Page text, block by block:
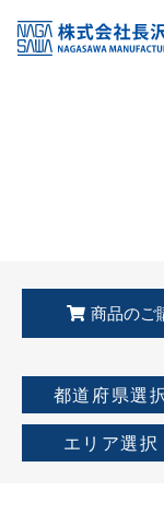
KSS加盟店・取扱店
店舗一覧
商品のご
都道府県選
エリア選択